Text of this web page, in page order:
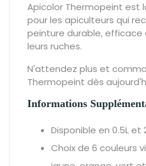
Apicolor Thermopeint est
pour les apiculteurs qui
peinture durable,
leurs ruches.
N'attendez plus et
Thermopeint dès
Informations
Disponible en 0.5L et
Choix de 6 couleurs